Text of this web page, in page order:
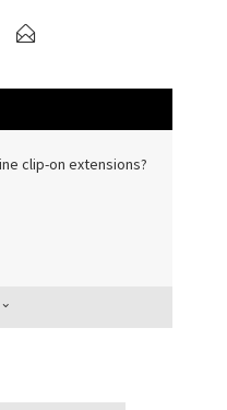
clip-on extensions?